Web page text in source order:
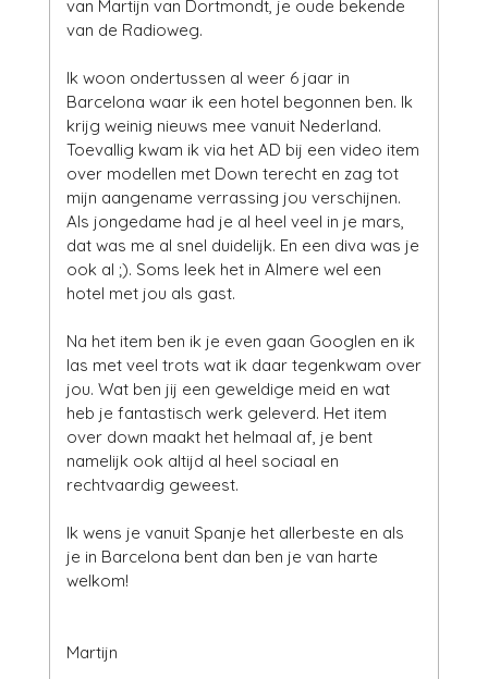
van Martijn van Dortmondt, je oude bekende
van de Radioweg.
Ik woon ondertussen al weer 6 jaar in
Barcelona waar ik een hotel begonnen ben. Ik
krijg weinig nieuws mee vanuit Nederland.
Toevallig kwam ik via het AD bij een video item
over modellen met Down terecht en zag tot
mijn aangename verrassing jou verschijnen.
Als jongedame had je al heel veel in je mars,
dat was me al snel duidelijk. En een diva was je
ook al ;). Soms leek het in Almere wel een
hotel met jou als gast.
Na het item ben ik je even gaan Googlen en ik
las met veel trots wat ik daar tegenkwam over
jou. Wat ben jij een geweldige meid en wat
heb je fantastisch werk geleverd. Het item
over down maakt het helmaal af, je bent
namelijk ook altijd al heel sociaal en
rechtvaardig geweest.
Ik wens je vanuit Spanje het allerbeste en als
je in Barcelona bent dan ben je van harte
welkom!
Martijn